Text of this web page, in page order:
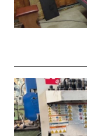
Z Weg
Spindeldrehzahl
Anzahl der Achsen
Baujahr:
Kontrollsystem
Steuerung Haas
Aufspanntischfläche
X Weg